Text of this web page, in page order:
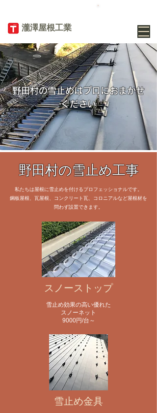
​瀧澤屋根工業
野田村の雪止めはプロにおまかせ
ください
野田村の雪止め工事
私たちは屋根に雪止めを付けるプロフェッショナルです。
鋼板屋根、瓦屋根、コンクリート瓦、コロニアルなど屋根材を
問わず設置できます。
スノーストップ
雪止め効果の高い優れた
スノーネット
​9000円/台～
雪止め金具